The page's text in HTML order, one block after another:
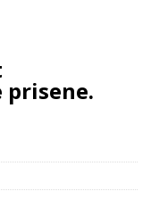
prisene.